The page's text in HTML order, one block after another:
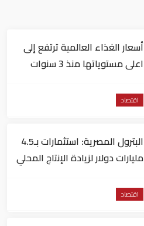
أسعار الغذاء العالمية ترتفع إلى
اعلى مستوياتها منذ 3 سنوات
اقتصاد
البترول المصرية: استثمارات بـ4.5
مليارات دولار لزيادة الإنتاج المحلي
اقتصاد